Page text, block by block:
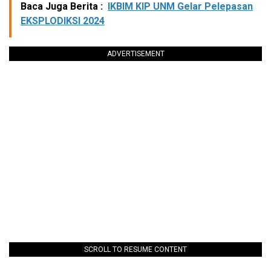
Baca Juga Berita : IKBIM KIP UNM Gelar Pelepasan
EKSPLODIKSI 2024
ADVERTISEMENT
SCROLL TO RESUME CONTENT